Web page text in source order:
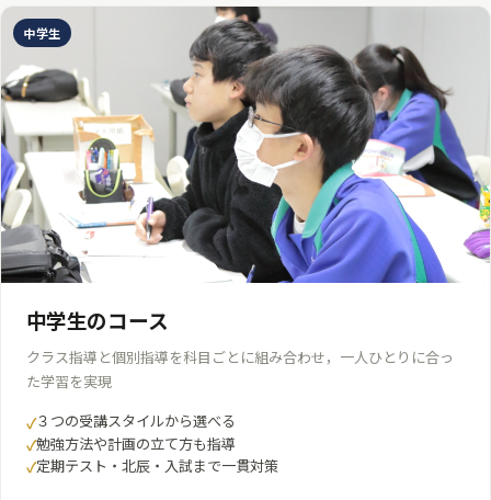
中学生
中学生のコース
クラス指導と個別指導を科目ごとに組み合わせ，一人ひとりに合っ
た学習を実現
３つの受講スタイルから選べる
勉強方法や計画の立て方も指導
定期テスト・北辰・入試まで一貫対策